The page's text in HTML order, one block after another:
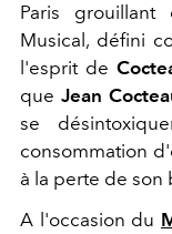
Paris
Musical, défini
l'esprit de
que Jean
se
consommation
à la perte de son
A l'occasion du